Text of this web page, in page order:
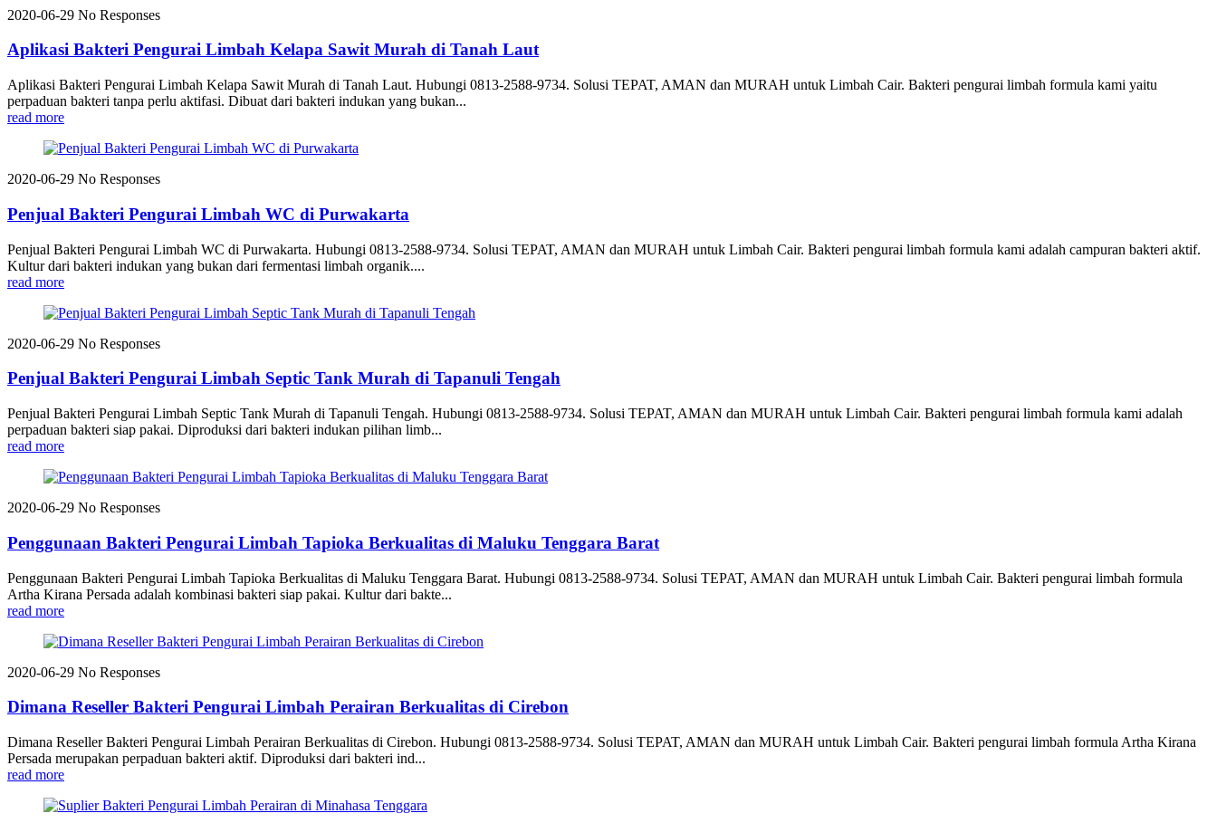
2020-06-29 No Responses
Aplikasi Bakteri Pengurai Limbah Kelapa Sawit Murah di Tanah Laut
Aplikasi Bakteri Pengurai Limbah Kelapa Sawit Murah di Tanah Laut. Hubungi 0813-2588-9734. Solusi TEPAT, AMAN dan MURAH untuk Limbah Cair. Bakteri pengurai limbah formula kami yaitu
perpaduan bakteri tanpa perlu aktifasi. Dibuat dari bakteri indukan yang bukan...
read more
2020-06-29 No Responses
Penjual Bakteri Pengurai Limbah WC di Purwakarta
Penjual Bakteri Pengurai Limbah WC di Purwakarta. Hubungi 0813-2588-9734. Solusi TEPAT, AMAN dan MURAH untuk Limbah Cair. Bakteri pengurai limbah formula kami adalah campuran bakteri aktif.
Kultur dari bakteri indukan yang bukan dari fermentasi limbah organik....
read more
2020-06-29 No Responses
Penjual Bakteri Pengurai Limbah Septic Tank Murah di Tapanuli Tengah
Penjual Bakteri Pengurai Limbah Septic Tank Murah di Tapanuli Tengah. Hubungi 0813-2588-9734. Solusi TEPAT, AMAN dan MURAH untuk Limbah Cair. Bakteri pengurai limbah formula kami adalah
perpaduan bakteri siap pakai. Diproduksi dari bakteri indukan pilihan limb...
read more
2020-06-29 No Responses
Penggunaan Bakteri Pengurai Limbah Tapioka Berkualitas di Maluku Tenggara Barat
Penggunaan Bakteri Pengurai Limbah Tapioka Berkualitas di Maluku Tenggara Barat. Hubungi 0813-2588-9734. Solusi TEPAT, AMAN dan MURAH untuk Limbah Cair. Bakteri pengurai limbah formula
Artha Kirana Persada adalah kombinasi bakteri siap pakai. Kultur dari bakte...
read more
2020-06-29 No Responses
Dimana Reseller Bakteri Pengurai Limbah Perairan Berkualitas di Cirebon
Dimana Reseller Bakteri Pengurai Limbah Perairan Berkualitas di Cirebon. Hubungi 0813-2588-9734. Solusi TEPAT, AMAN dan MURAH untuk Limbah Cair. Bakteri pengurai limbah formula Artha Kirana
Persada merupakan perpaduan bakteri aktif. Diproduksi dari bakteri ind...
read more